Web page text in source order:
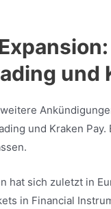
und
und Kraken
hat sich zuletzt in
in Financial